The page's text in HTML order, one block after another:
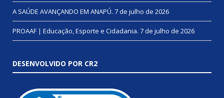
A SAÚDE AVANÇANDO EM ANAPÚ. 7 de julho de 2026
PROAAF | Educação, Esporte e Cidadania. 7 de julho de 2026
DESENVOLVIDO POR CR2